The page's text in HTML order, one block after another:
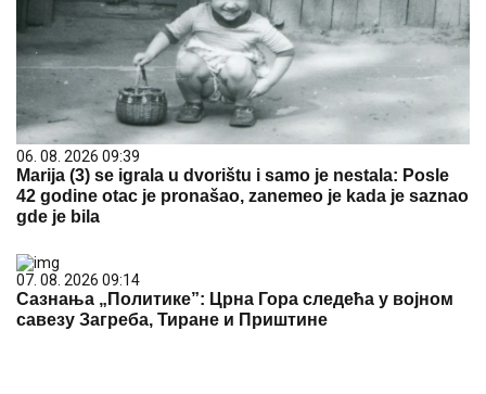
06. 08. 2026 09:39
Marija (3) se igrala u dvorištu i samo je nestala: Posle
42 godine otac je pronašao, zanemeo je kada je saznao
gde je bila
07. 08. 2026 09:14
Сазнања „Политике”: Црна Гора следећа у војном
савезу Загреба, Тиране и Приштине